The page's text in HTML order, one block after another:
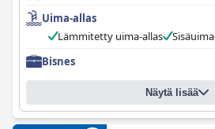
Uima-allas
Lämmitetty uima-allas
Bisnes
Näytä lisää